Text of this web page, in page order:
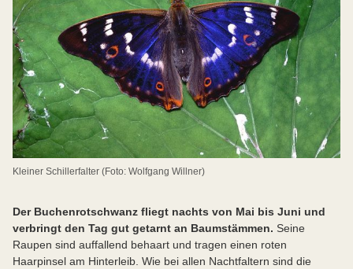
Kleiner Schillerfalter (Foto: Wolfgang Willner)
Der Buchenrotschwanz fliegt nachts von Mai bis Juni und
verbringt den Tag gut getarnt an Baumstämmen. Seine
Raupen sind auffallend behaart und tragen einen roten
Haarpinsel am Hinterleib. Wie bei allen Nachtfaltern sind die